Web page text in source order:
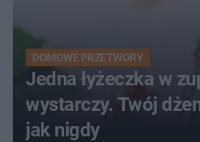
DOMOWE PRZETWORY
Jedna łyżeczka w
wystarczy. Twój
jak nigdy